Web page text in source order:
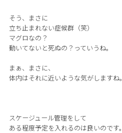
そう、まさに
立ち止まれない症候群（笑）
マグロなの？
動いてないと死ぬの？っていうね。
まぁ、まさに、
体内はそれに近いような気がしますね。
スケージュール管理をして
ある程度予定を入れるのは良いのです。